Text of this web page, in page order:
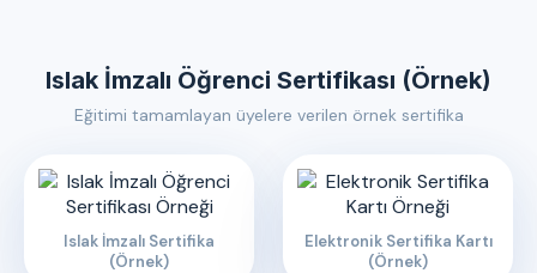
Islak İmzalı Öğrenci Sertifikası (Örnek)
Eğitimi tamamlayan üyelere verilen örnek sertifika
Islak İmzalı Sertifika
(Örnek)
Elektronik Sertifika Kartı
(Örnek)